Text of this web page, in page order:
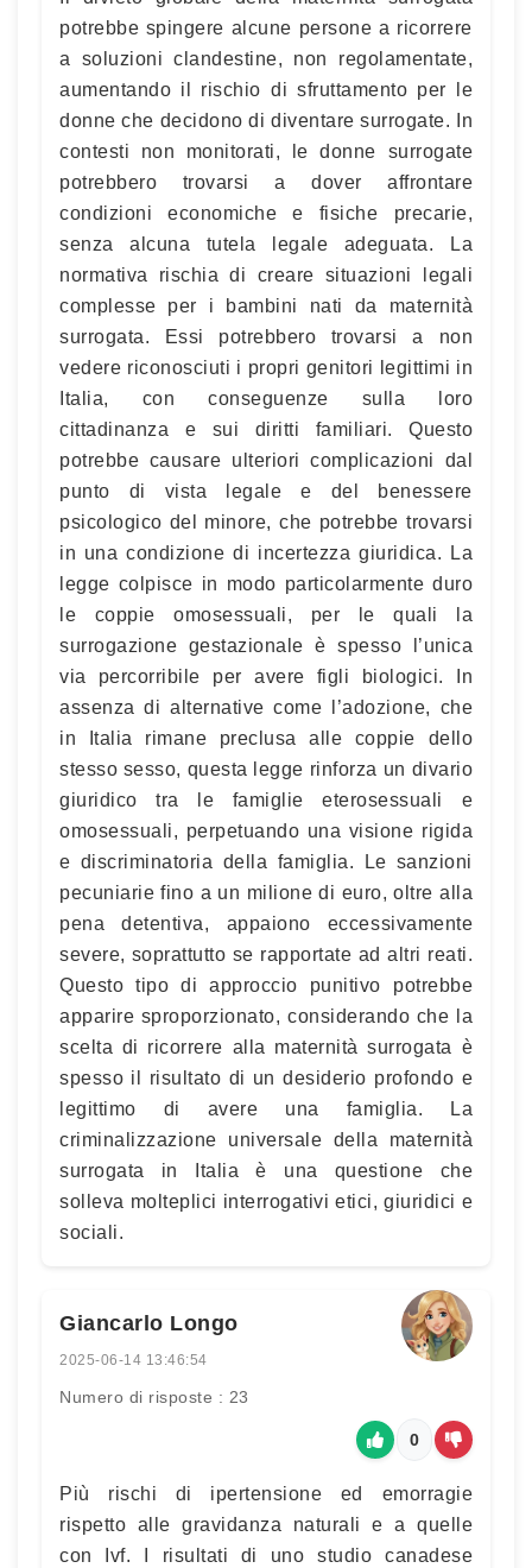
potrebbe spingere alcune persone a ricorrere
a soluzioni clandestine, non regolamentate,
aumentando il rischio di sfruttamento per le
donne che decidono di diventare surrogate. In
contesti non monitorati, le donne surrogate
potrebbero trovarsi a dover affrontare
condizioni economiche e fisiche precarie,
senza alcuna tutela legale adeguata. La
normativa rischia di creare situazioni legali
complesse per i bambini nati da maternità
surrogata. Essi potrebbero trovarsi a non
vedere riconosciuti i propri genitori legittimi in
Italia, con conseguenze sulla loro
cittadinanza e sui diritti familiari. Questo
potrebbe causare ulteriori complicazioni dal
punto di vista legale e del benessere
psicologico del minore, che potrebbe trovarsi
in una condizione di incertezza giuridica. La
legge colpisce in modo particolarmente duro
le coppie omosessuali, per le quali la
surrogazione gestazionale è spesso l’unica
via percorribile per avere figli biologici. In
assenza di alternative come l’adozione, che
in Italia rimane preclusa alle coppie dello
stesso sesso, questa legge rinforza un divario
giuridico tra le famiglie eterosessuali e
omosessuali, perpetuando una visione rigida
e discriminatoria della famiglia. Le sanzioni
pecuniarie fino a un milione di euro, oltre alla
pena detentiva, appaiono eccessivamente
severe, soprattutto se rapportate ad altri reati.
Questo tipo di approccio punitivo potrebbe
apparire sproporzionato, considerando che la
scelta di ricorrere alla maternità surrogata è
spesso il risultato di un desiderio profondo e
legittimo di avere una famiglia. La
criminalizzazione universale della maternità
surrogata in Italia è una questione che
solleva molteplici interrogativi etici, giuridici e
sociali.
Giancarlo Longo
2025-06-14 13:46:54
Numero di risposte : 23
0
Più rischi di ipertensione ed emorragie
rispetto alle gravidanza naturali e a quelle
con Ivf. I risultati di uno studio canadese